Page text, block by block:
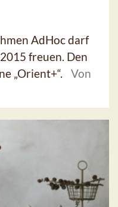
AdHoc darf
freuen. Den
„Orient+“.
Von